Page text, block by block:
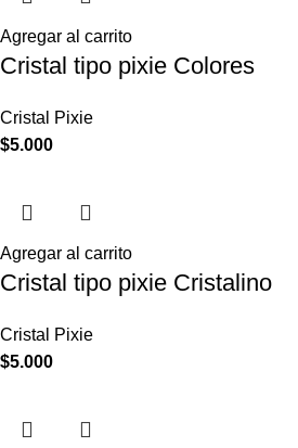
Agregar al carrito
Cristal tipo pixie Colores
Cristal Pixie
$5.000
Agregar al carrito
Cristal tipo pixie Cristalino
Cristal Pixie
$5.000